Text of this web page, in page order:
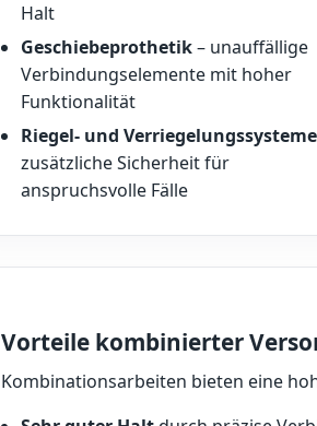
Halt
Geschiebeprothetik– unauffällige
Verbindungselemente mit hoher
Funktionalität
Riegel- und Verriegelungssysteme
zusätzliche Sicherheit für
anspruchsvolle Fälle
Vorteile kombinierter
Kombinationsarbeiten bieten eine